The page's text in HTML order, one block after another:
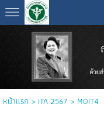
หน้าแรก > ITA 2567 > MOIT4